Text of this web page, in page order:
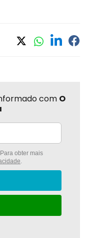
com O
obter mais
.